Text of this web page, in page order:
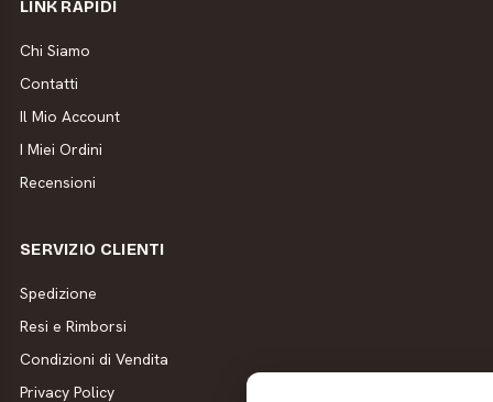
LINK RAPIDI
Chi Siamo
Contatti
Il Mio Account
I Miei Ordini
Recensioni
SERVIZIO CLIENTI
Spedizione
Resi e Rimborsi
Condizioni di Vendita
Privacy Policy